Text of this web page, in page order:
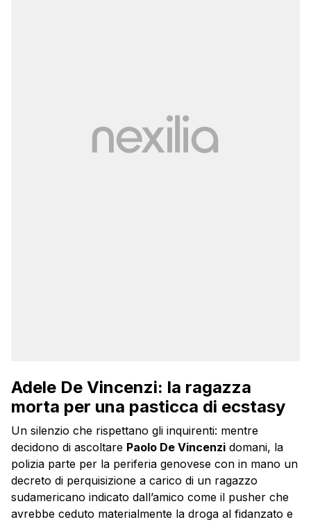
Adele De Vincenzi: la ragazza
morta per una pasticca di ecstasy
Un silenzio che rispettano gli inquirenti: mentre
decidono di ascoltare Paolo De Vincenzi domani, la
polizia parte per la periferia genovese con in mano un
decreto di perquisizione a carico di un ragazzo
sudamericano indicato dall’amico come il pusher che
avrebbe ceduto materialmente la droga al fidanzato e